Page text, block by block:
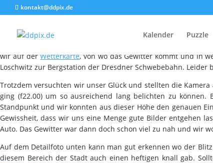
kontakt@ddpix.de
Kalender Puzzle
wir auf derWetterkarte, von wo das Gewitter kommt und in
Loschwitz zur Bergstation der Dresdner Schwebebahn.
Trotzdem versuchten wir unser Glück und stellten die
ging (f22.00) um so ausreichend lang belichten zu
Standpunkt und wir konnten aus dieser Höhe den genauen
Gewissheit, dass wir uns eine Menge gute Bilder entgehen
Auto. Das Gewitter war dann doch schon viel zu nah und wir
Auf dem Detailfoto unten kann man gut erkennen wo der
diesem Bereich der Stadt auch einen heftigen knall gab.